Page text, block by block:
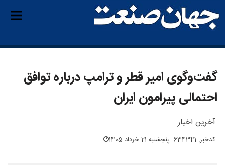
گفت‌وگوی امیر قطر و ترامپ درباره توافق
احتمالی پیرامون ایران
آخرین اخبار
کدخبر: 634341 پنجشنبه 21 خرداد 1405